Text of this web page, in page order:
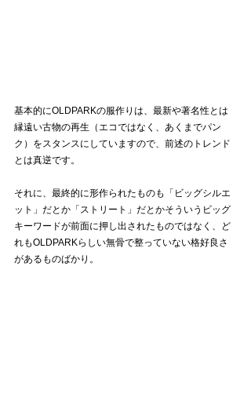
基本的にOLDPARKの服作りは、最新や著名性とは
縁遠い古物の再生（エコではなく、あくまでパン
ク）をスタンスにしていますので、前述のトレンド
とは真逆です。
それに、最終的に形作られたものも「ビッグシルエ
ット」だとか「ストリート」だとかそういうビッグ
キーワードが前面に押し出されたものではなく、ど
れもOLDPARKらしい無骨で整っていない格好良さ
があるものばかり。